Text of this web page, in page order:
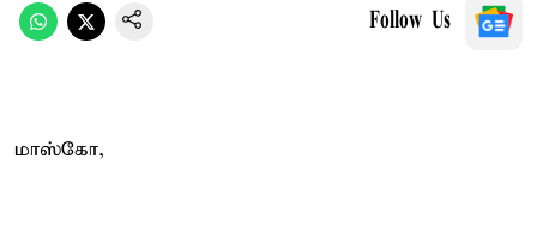
Follow Us
மாஸ்கோ,